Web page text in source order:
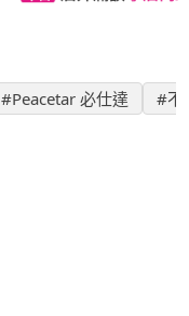
#Peacetar 必仕達 #不